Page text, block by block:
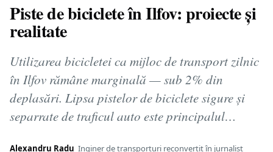
Piste de biciclete în Ilfov: proiecte și
realitate
Utilizarea bicicletei ca mijloc de transport zilnic
în Ilfov rămâne marginală — sub 2% din
deplasări. Lipsa pistelor de biciclete sigure și
separrate de traficul auto este principalul…
Alexandru Radu Inginer de transporturi reconvertit în jurnalist